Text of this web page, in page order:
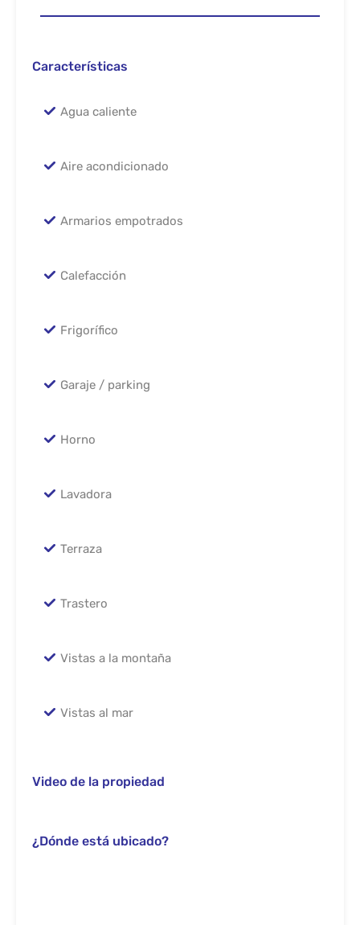
Características
Agua caliente
Aire acondicionado
Armarios empotrados
Calefacción
Frigorífico
Garaje / parking
Horno
Lavadora
Terraza
Trastero
Vistas a la montaña
Vistas al mar
Video de la propiedad
¿Dónde está ubicado?